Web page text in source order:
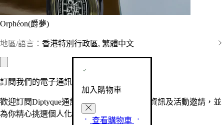
Orphéon(爵夢)
地區/語言： 香港特別行政區, 繁體中文
加入購物車
查看購物車
訂閱我們的電子通訊
歡迎訂閱Diptyque通訊，接收品牌最新產品資訊及活動邀請，並
為你精心挑選個人化的驚喜及禮物。